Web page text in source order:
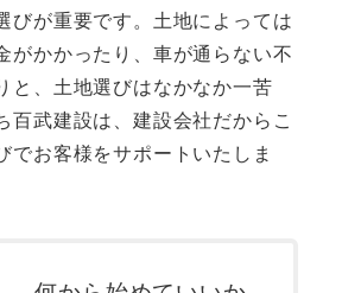
びが重要です。土地によっては
がかかったり、車が通らない不
と、土地選びはなかなか一苦
百武建設は、建設会社だからこ
でお客様をサポートいたしま